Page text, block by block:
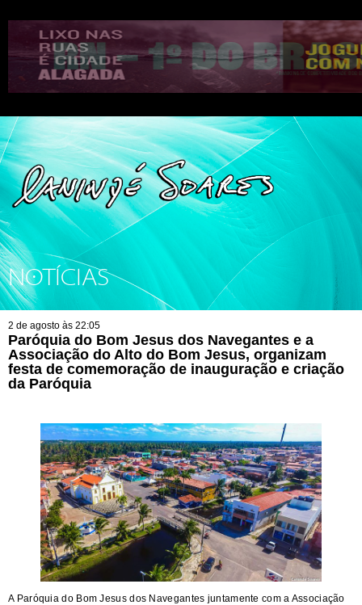
NOTÍCIAS
2 de agosto às 22:05
Paróquia do Bom Jesus dos Navegantes e a
Associação do Alto do Bom Jesus, organizam
festa de comemoração de inauguração e criação
da Paróquia
A Paróquia do Bom Jesus dos Navegantes juntamente com a Associação